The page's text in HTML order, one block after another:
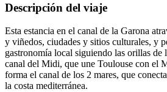
Descripción del viaje
Esta estancia en el canal de la Garona
y viñedos, ciudades y sitios culturales, y
gastronomía local siguiendo las orillas de
canal del Midi, que une Toulouse con el
forma el canal de los 2 mares, que
la costa mediterránea.